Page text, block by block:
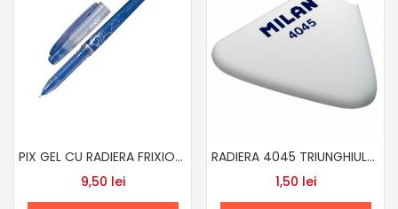
PIX GEL CU RADIERA FRIXION 0.5 ALBASTRU
9,50 lei
RADIERA 4045 TRIUNGHIULARA
1,50 lei